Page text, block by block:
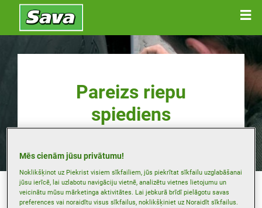
Pareizs riepu
spiediens
Gaisa spiediens riepās ietekmē kā automašīnas
braukšanas sniegumu, tā arī degvielas patēriņa
efektivitāti un drošību. Pareizs riepu spiediens arī
Mēs cienām jūsu privātumu!
Noklikšķinot uz Piekrist visiem sīkfailiem, jūs piekrītat sīkfailu uzglabāšanai
jūsu ierīcē, lai uzlabotu navigāciju vietnē, analizētu vietnes lietojumu un
veicinātu mūsu mārketinga aktivitātes. Lai jebkurā brīdī pielāgotu savas
preferences vai noraidītu visus sīkfailus, noklikšķiniet uz Noraidīt sīkfailus.